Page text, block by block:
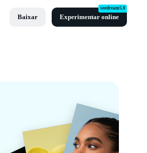
Baixar Experimentar online
seedream5.0